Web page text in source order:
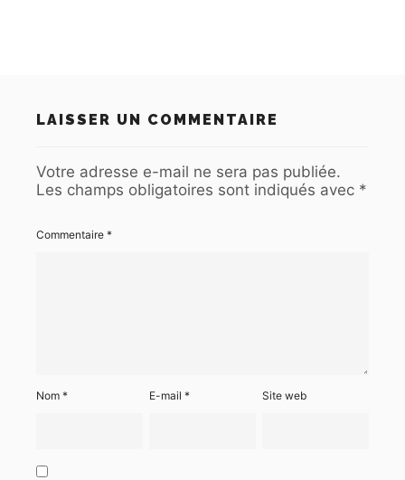
LAISSER UN COMMENTAIRE
Votre adresse e-mail ne sera pas publiée.
Les champs obligatoires sont indiqués avec *
Commentaire *
Nom * E-mail* Site web